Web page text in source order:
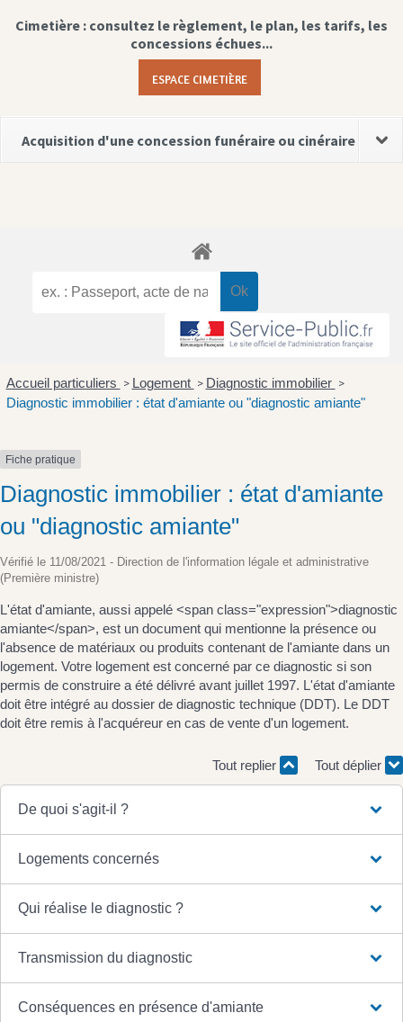
Cimetière : consultez le règlement, le plan, les tarifs, les
concessions échues...
ESPACE CIMETIÈRE
Acquisition d'une concession funéraire ou cinéraire
Accueil particuliers > Logement > Diagnostic immobilier >
Diagnostic immobilier : état d'amiante ou "diagnostic amiante"
Fiche pratique
Diagnostic immobilier : état d'amiante
ou "diagnostic amiante"
Vérifié le 11/08/2021 - Direction de l'information légale et administrative
(Première ministre)
L'état d'amiante, aussi appelé <span class="expression">diagnostic
amiante</span>, est un document qui mentionne la présence ou
l'absence de matériaux ou produits contenant de l'amiante dans un
logement. Votre logement est concerné par ce diagnostic si son
permis de construire a été délivré avant juillet 1997. L'état d'amiante
doit être intégré au dossier de diagnostic technique (DDT). Le DDT
doit être remis à l'acquéreur en cas de vente d'un logement.
Tout replier Tout déplier
De quoi s'agit-il ?
Logements concernés
Qui réalise le diagnostic ?
Transmission du diagnostic
Conséquences en présence d'amiante